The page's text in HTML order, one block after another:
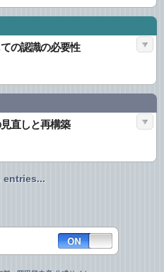
の認識の必要性
直しと再構築
entries...